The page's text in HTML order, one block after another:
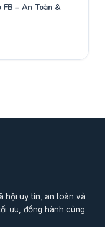
– An Toàn &
hội uy tín, an toàn và
ưu, đồng hành cùng